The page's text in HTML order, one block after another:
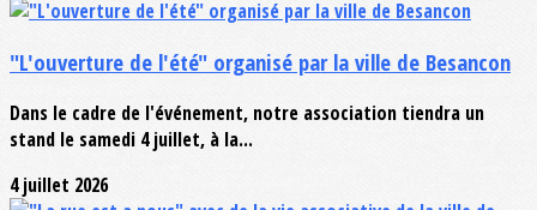
"L'ouverture de l'été" organisé par la ville de Besancon
Dans le cadre de l'événement, notre association tiendra un
stand le samedi 4 juillet, à la...
4 juillet 2026